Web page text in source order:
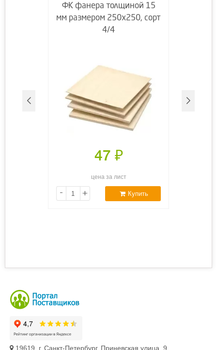
ФК фанера толщиной 15
мм размером 250х250, сорт
4/4
47 ₽
цена за лист
- + Купить
19619, г. Санкт-Петербург, Приневская улица, 9